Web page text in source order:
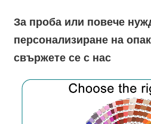
За проба или повече
персонализиране на
свържете се с нас